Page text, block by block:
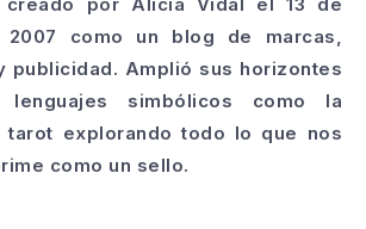
creado por Alicia Vidal el 13 de
2007 como un blog de marcas,
publicidad. Amplió sus horizontes
simbólicos como la
explorando todo lo que nos
como un sello.